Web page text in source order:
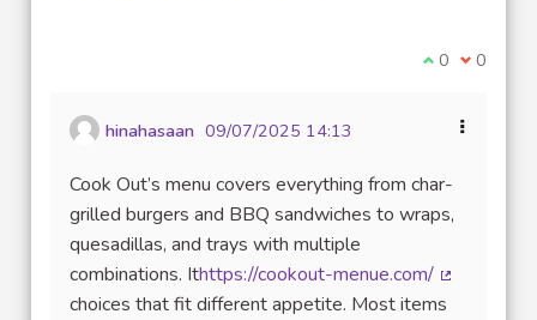
Je suis
0 Je ne
0
hinahasaan 09/07/2025 14:13
Cook Out’s menu covers everything from char-
grilled burgers and BBQ sandwiches to wraps,
quesadillas, and trays with multiple
combinations. Ithttps://cookout-menue.com/
(Lien
choices that fit different appetite. Most items